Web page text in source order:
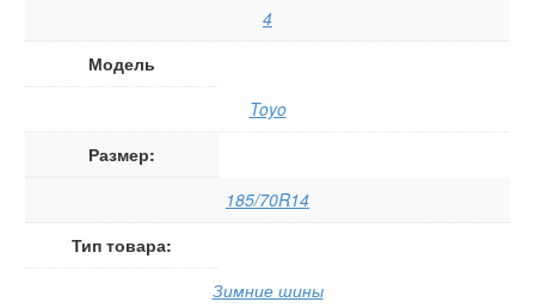
4
Модель
Toyo
Размер:
185/70R14
Тип товара:
Зимние шины